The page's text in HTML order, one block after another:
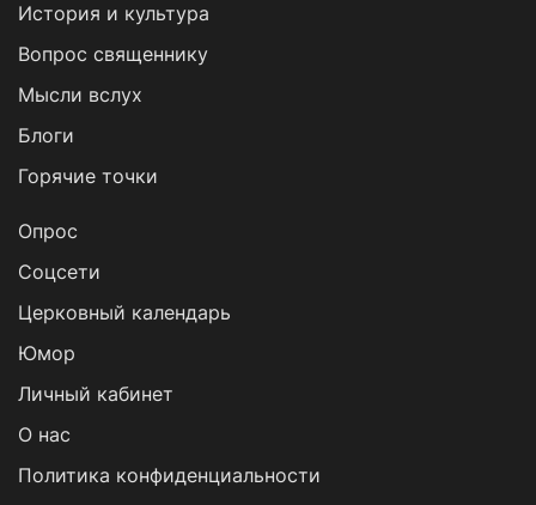
История и культура
Вопрос священнику
Мысли вслух
Блоги
Горячие точки
Опрос
Cоцсети
Церковный календарь
Юмор
Личный кабинет
О нас
Политика конфиденциальности